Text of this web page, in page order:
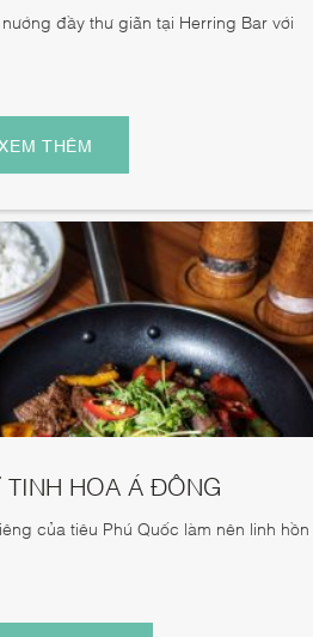
đầy thư giãn tại Herring Bar với
THÊM
TINH HOA Á ĐÔNG
của tiêu Phú Quốc làm nên linh hồn